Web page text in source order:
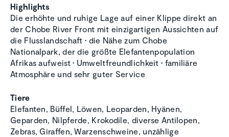
Highlights
Die erhöhte und ruhige Lage auf einer Klippe direkt an
der Chobe River Front mit einzigartigen Aussichten auf
die Flusslandschaft• die Nähe zum Chobe
Nationalpark, der die größte Elefantenpopulation
Afrikas aufweist• Umweltfreundlichkeit• familiäre
Atmosphäre und sehr guter Service
Tiere
Elefanten, Büffel, Löwen, Leoparden, Hyänen,
Geparden, Nilpferde, Krokodile, diverse Antilopen,
Zebras, Giraffen, Warzenschweine, unzählige